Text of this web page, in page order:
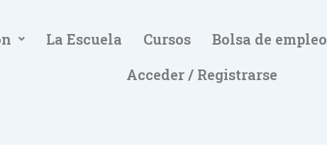
La Escuela Cursos Bolsa de empleo
Acceder / Registrarse